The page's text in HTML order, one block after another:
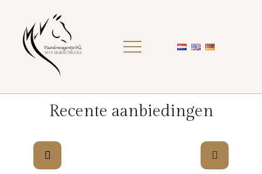
Recente aanbiedingen